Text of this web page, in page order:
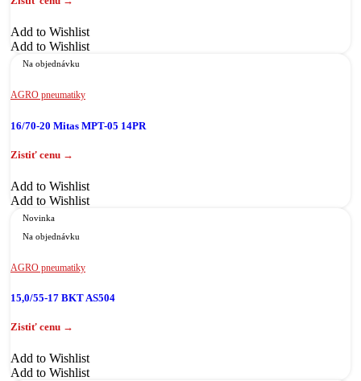
Add to Wishlist
Add to Wishlist
Na objednávku
AGRO pneumatiky
16/70-20 Mitas MPT-05 14PR
Add to Wishlist
Add to Wishlist
Novinka
Na objednávku
AGRO pneumatiky
15,0/55-17 BKT AS504
Add to Wishlist
Add to Wishlist